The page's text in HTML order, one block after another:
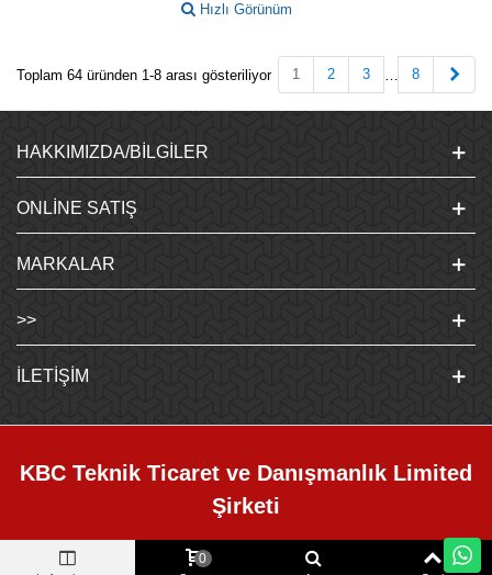
Hızlı Görünüm
Toplam 64 üründen 1-8 arası gösteriliyor 1 2 3 8
HAKKIMIZDA/BILGILER
ONLINE SATIŞ
MARKALAR
>>
İLETIŞIM
KBC Teknik Ticaret ve Danışmanlık Limited
Şirketi
0